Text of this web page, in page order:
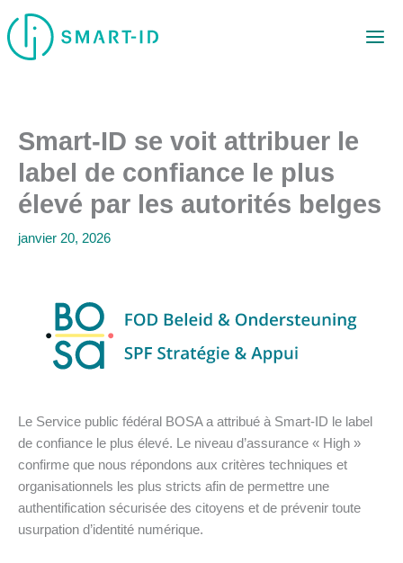
au
contenu
Smart-ID se voit attribuer le
label de confiance le plus
élevé par les autorités belges
janvier 20, 2026
Le Service public fédéral BOSA a attribué à Smart-ID le label
de confiance le plus élevé. Le niveau d’assurance « High »
confirme que nous répondons aux critères techniques et
organisationnels les plus stricts afin de permettre une
authentification sécurisée des citoyens et de prévenir toute
usurpation d’identité numérique.